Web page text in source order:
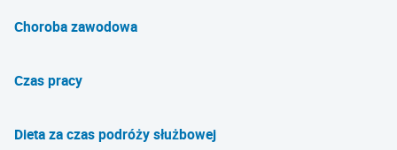
Choroba zawodowa
Czas pracy
Dieta za czas podróży służbowej